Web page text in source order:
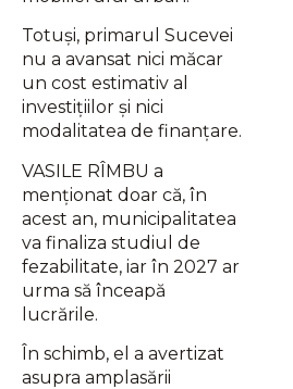
Totuși, primarul Sucevei
nu a avansat nici măcar
un cost estimativ al
investițiilor și nici
modalitatea de finanțare.
VASILE RÎMBU a
menționat doar că, în
acest an, municipalitatea
va finaliza studiul de
fezabilitate, iar în 2027 ar
urma să înceapă
lucrările.
În schimb, el a avertizat
asupra amplasării